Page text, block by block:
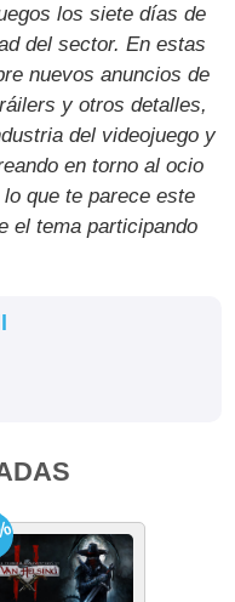
los siete días de
del sector. En estas
nuevos anuncios de
y otros detalles,
del videojuego y
en torno al ocio
que te parece este
el tema participando